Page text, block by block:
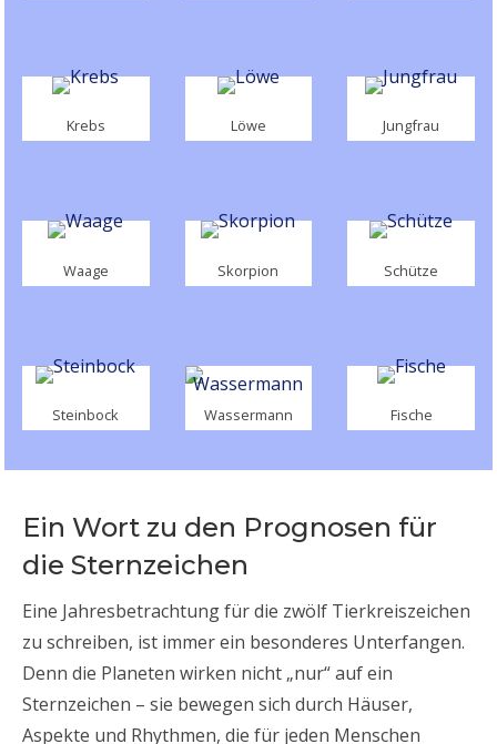
Krebs Löwe Jungfrau
Waage Skorpion Schütze
Steinbock Wassermann Fische
Ein Wort zu den Prognosen für
die Sternzeichen
Eine Jahresbetrachtung für die zwölf Tierkreiszeichen
zu schreiben, ist immer ein besonderes Unterfangen.
Denn die Planeten wirken nicht „nur“ auf ein
Sternzeichen – sie bewegen sich durch Häuser,
Aspekte und Rhythmen, die für jeden Menschen